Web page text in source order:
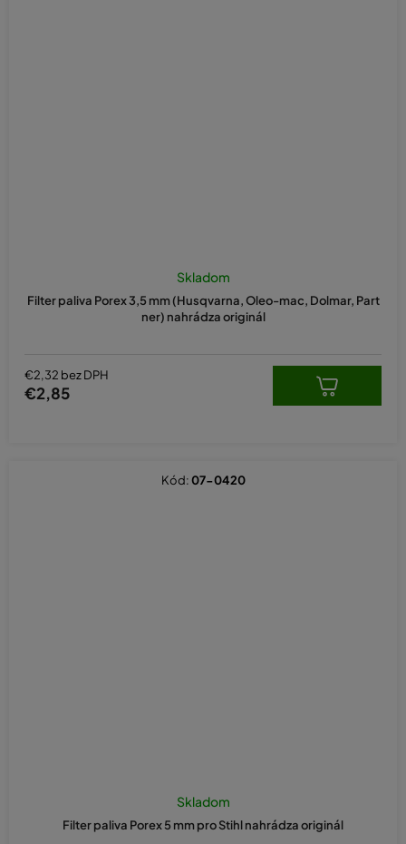
Filter paliva Porex 3,5 mm (Husqvarna, Oleo-mac, Dolmar, Part
ner) nahrádza originál
Skladom
€2,32 bez DPH
€2,85
Filter paliva Porex 5 mm pro Stihl nahrádza originál
Skladom
Kód:07-0420